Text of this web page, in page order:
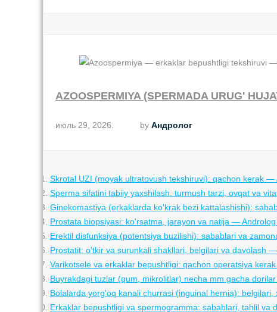
AZOOSPERMIYA (SPERMADA URUG'
июль 29, 2026. by Андролог
Skrotal UZI (moyak ultratovush tekshiruvi): qachon kerak —
Sperma sifatini tabiiy yaxshilash: turmush tarzi, ovqat va
Ginekomastiya (erkaklarda ko'krak bezi kattalashishi):
Prostata biopsiyasi: ko'rsatma, jarayon va natija — Androlog
Erektil disfunksiya (potentsiya buzilishi): sabablari va
Prostatit: o'tkir va surunkali shakllari, belgilari va davolash
Varikotsele va erkaklar bepushtligi: qachon operatsiya
Buyrakdagi tuzlar (qum, mikrolitlar) necha mm gacha
Bolalarda yorg'oq kanali churrasi (inguinal hernia):
Erkaklar bepushtligi va spermogramma: sabablari, tahlil va